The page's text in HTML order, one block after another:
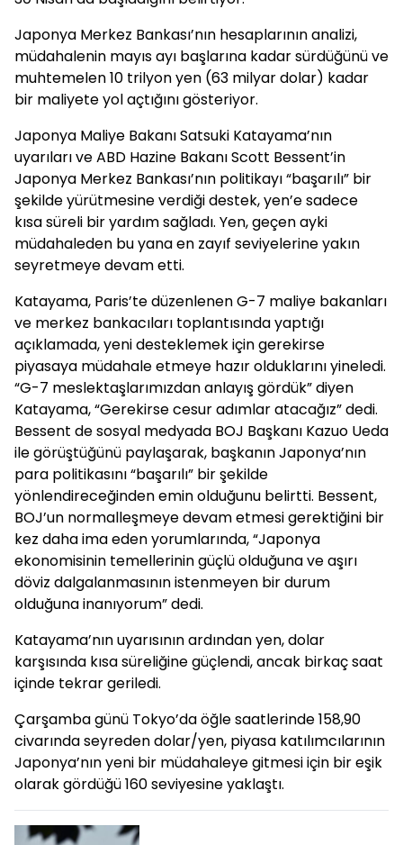
Japonya Merkez Bankası’nın hesaplarının analizi,
müdahalenin mayıs ayı başlarına kadar sürdüğünü ve
muhtemelen 10 trilyon yen (63 milyar dolar) kadar
bir maliyete yol açtığını gösteriyor.
Japonya Maliye Bakanı Satsuki Katayama’nın
uyarıları ve ABD Hazine Bakanı Scott Bessent’in
Japonya Merkez Bankası’nın politikayı “başarılı” bir
şekilde yürütmesine verdiği destek, yen’e sadece
kısa süreli bir yardım sağladı. Yen, geçen ayki
müdahaleden bu yana en zayıf seviyelerine yakın
seyretmeye devam etti.
Katayama, Paris’te düzenlenen G-7 maliye bakanları
ve merkez bankacıları toplantısında yaptığı
açıklamada, yeni desteklemek için gerekirse
piyasaya müdahale etmeye hazır olduklarını yineledi.
“G-7 meslektaşlarımızdan anlayış gördük” diyen
Katayama, “Gerekirse cesur adımlar atacağız” dedi.
Bessent de sosyal medyada BOJ Başkanı Kazuo Ueda
ile görüştüğünü paylaşarak, başkanın Japonya’nın
para politikasını “başarılı” bir şekilde
yönlendireceğinden emin olduğunu belirtti. Bessent,
BOJ’un normalleşmeye devam etmesi gerektiğini bir
kez daha ima eden yorumlarında, “Japonya
ekonomisinin temellerinin güçlü olduğuna ve aşırı
döviz dalgalanmasının istenmeyen bir durum
olduğuna inanıyorum” dedi.
Katayama’nın uyarısının ardından yen, dolar
karşısında kısa süreliğine güçlendi, ancak birkaç saat
içinde tekrar geriledi.
Çarşamba günü Tokyo’da öğle saatlerinde 158,90
civarında seyreden dolar/yen, piyasa katılımcılarının
Japonya’nın yeni bir müdahaleye gitmesi için bir eşik
olarak gördüğü 160 seviyesine yaklaştı.